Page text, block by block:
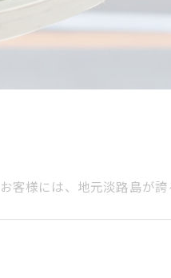
客様には、地元淡路島が誇